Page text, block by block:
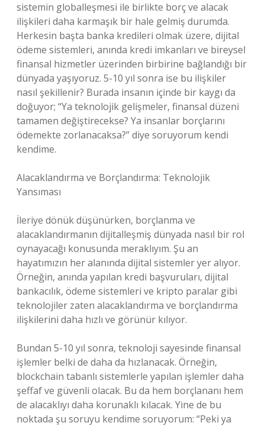
sistemin globalleşmesi ile birlikte borç ve alacak
ilişkileri daha karmaşık bir hale gelmiş durumda.
Herkesin başta banka kredileri olmak üzere, dijital
ödeme sistemleri, anında kredi imkanları ve bireysel
finansal hizmetler üzerinden birbirine bağlandığı bir
dünyada yaşıyoruz. 5-10 yıl sonra ise bu ilişkiler
nasıl şekillenir? Burada insanın içinde bir kaygı da
doğuyor; “Ya teknolojik gelişmeler, finansal düzeni
tamamen değiştirecekse? Ya insanlar borçlarını
ödemekte zorlanacaksa?” diye soruyorum kendi
kendime.
Alacaklandırma ve Borçlandırma: Teknolojik
Yansıması
İleriye dönük düşünürken, borçlanma ve
alacaklandırmanın dijitalleşmiş dünyada nasıl bir rol
oynayacağı konusunda meraklıyım. Şu an
hayatımızın her alanında dijital sistemler yer alıyor.
Örneğin, anında yapılan kredi başvuruları, dijital
bankacılık, ödeme sistemleri ve kripto paralar gibi
teknolojiler zaten alacaklandırma ve borçlandırma
ilişkilerini daha hızlı ve görünür kılıyor.
Bundan 5-10 yıl sonra, teknoloji sayesinde finansal
işlemler belki de daha da hızlanacak. Örneğin,
blockchain tabanlı sistemlerle yapılan işlemler daha
şeffaf ve güvenli olacak. Bu da hem borçlananı hem
de alacaklıyı daha korunaklı kılacak. Yine de bu
noktada şu soruyu kendime soruyorum: “Peki ya